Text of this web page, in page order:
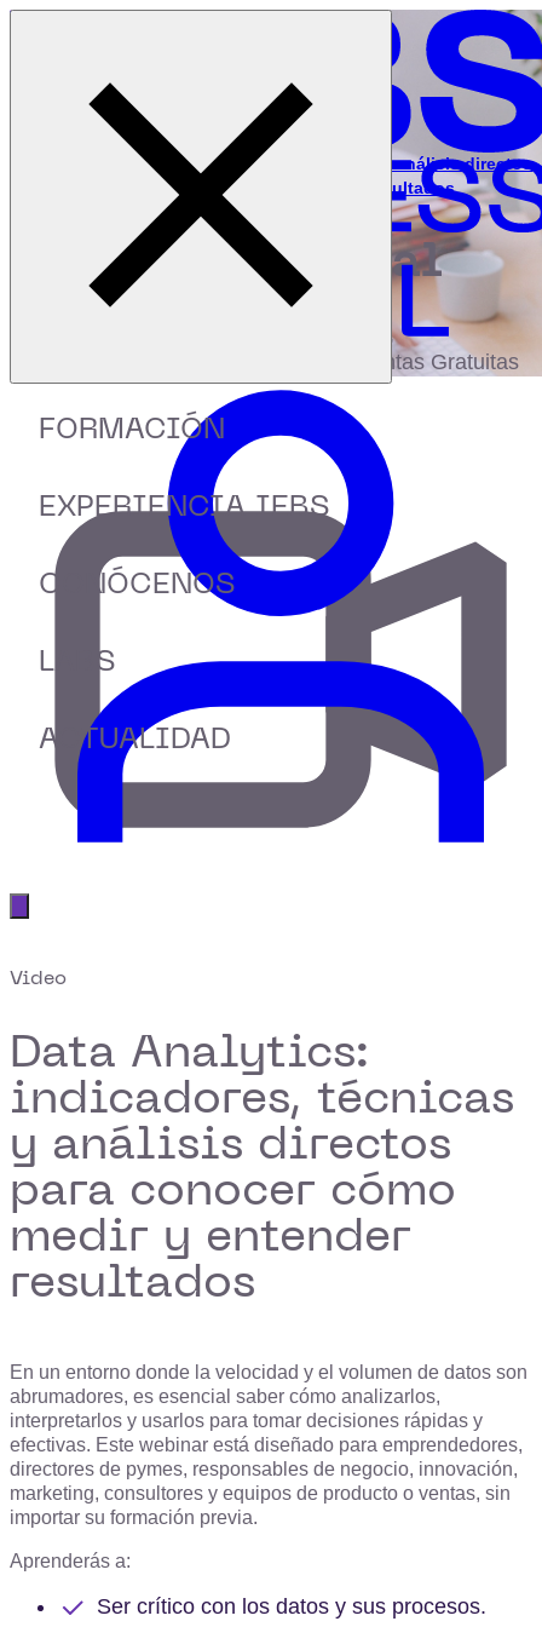
FORMACIÓN
EXPERIENCIA IEBS
CONÓCENOS
LABS
ACTUALIDAD
Inicio
Recursos
Data Analytics: indicadores, técnicas y análisis directos
para conocer cómo medir y entender resultados
bibliotecadigital
Accede a más de 150 Recursos, Guías,
eBooks,Plantillas, Estudios y Herramientas Gratuitas
Video
Data Analytics:
indicadores, técnicas
y análisis directos
para conocer cómo
medir y entender
resultados
En un entorno donde la velocidad y el volumen de datos son
abrumadores, es esencial saber cómo analizarlos,
interpretarlos y usarlos para tomar decisiones rápidas y
efectivas. Este webinar está diseñado para emprendedores,
directores de pymes, responsables de negocio, innovación,
marketing, consultores y equipos de producto o ventas, sin
importar su formación previa.
Aprenderás a:
Ser crítico con los datos y sus procesos.